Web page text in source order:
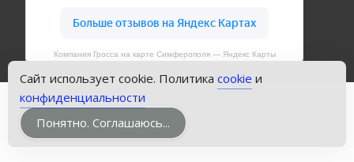
Компания Гросса на карте Симферополя — Яндекс Карты
Copyright © Кровли Симферополя
Powered by WordPress, Theme i-craft
Сайт использует cookie. Политика cookie и
конфиденциальности
Понятно. Соглашаюсь...